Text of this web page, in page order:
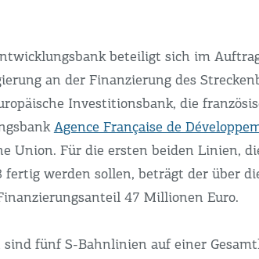
beteiligt sich im
an der Finanzierung des
Investitionsbank, die
Agence Française de
Union. Für die ersten beiden Linien,
fertig werden sollen, beträgt der über
47 Millionen Euro.
sind fünf S-Bahnlinien auf einer